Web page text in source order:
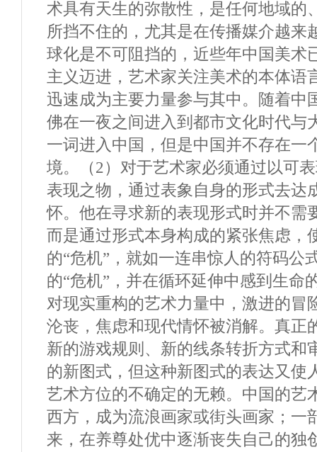
术具有天生的弥散性，是任何地域的
所挡不住的，尤其是在传播媒介越来
球化是不可阻挡的，近些年中国美术
主义迈进，艺术家关注美术的本体语
迅速成为主要力量参与其中。随着中
佛在一夜之间进入到都市文化时代与
一词进入中国，但是中国并不存在一
境。（2）对于艺术家必须通过以可
表现之物，通过表象自身的形式去达
怀。他在寻求新的表现形式时并不需
而是通过形式本身构成的紧张焦虑，
的“危机”，就如一连串惊人的符码公
的“危机”，并在循环延伸中感到生命
对现实重构的艺术力量中，激进的冒
沦丧，焦虑和现代情怀被消解。真正
新的游戏规则、新的线条转折方式和
的新图式，但这种新图式的表达又使
艺术方位的不确定的无赖。中国的艺
西方，成为流浪画家或街头画家；一
来，在养尊处优中逐渐丧失自己的独